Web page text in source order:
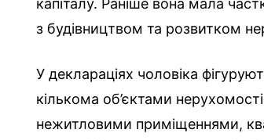
капіталу. Раніше вона мала
з будівництвом та розвитком
У деклараціях чоловіка
кількома об’єктами
нежитловими приміщеннями,